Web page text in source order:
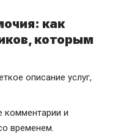
как
которым
описание услуг,
комментарии и
временем.